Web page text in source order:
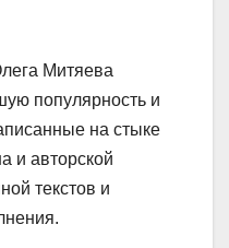
Митяева
популярность и
на стыке
и авторской
текстов и